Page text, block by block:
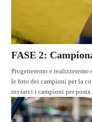
FASE 2:
Progetteremo e
le foto dei campioni per la
inviarvi i campioni per posta.